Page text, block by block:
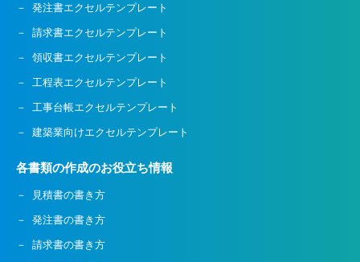
発注書エクセルテンプレート
請求書エクセルテンプレート
領収書エクセルテンプレート
工程表エクセルテンプレート
工事台帳エクセルテンプレート
建築業向けエクセルテンプレート
各書類の作成のお役立ち情報
見積書の書き方
発注書の書き方
請求書の書き方